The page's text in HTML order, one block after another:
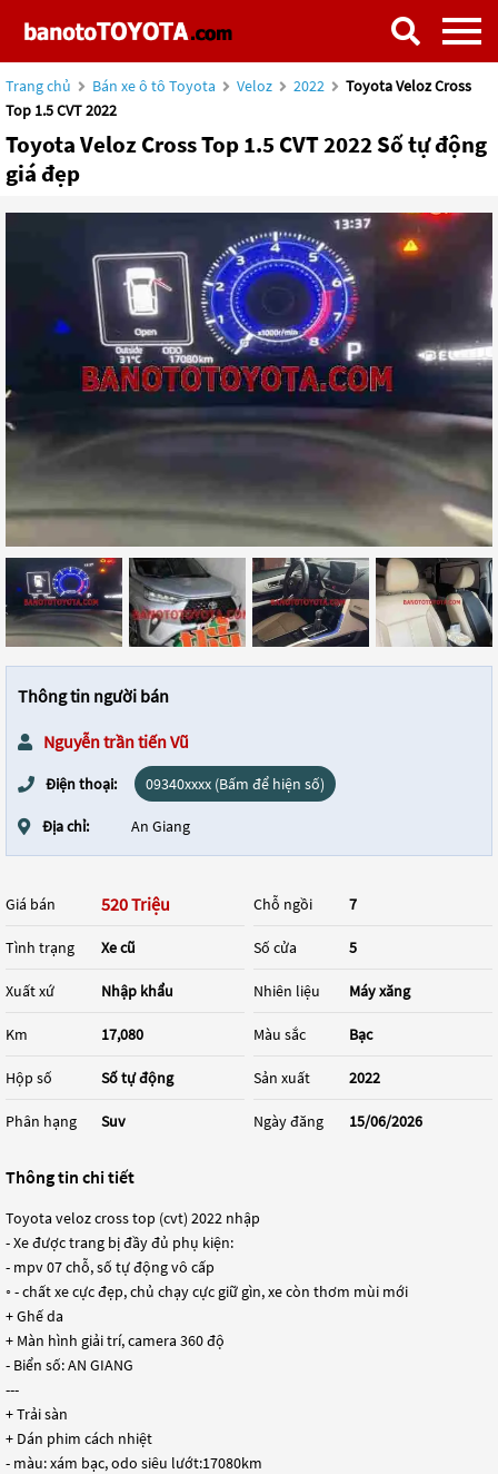
Trang chủ Bán xe ô tô Toyota Veloz 2022
Toyota Veloz Cross
Top 1.5 CVT 2022
Toyota Veloz Cross Top 1.5 CVT 2022 Số tự động
giá đẹp
Thông tin người bán
Nguyễn trần tiến Vũ
Điện thoại: 09340xxxx (Bấm để hiện số)
Địa chỉ: An Giang
Giá bán 520 Triệu
Tình trạng Xe cũ
Xuất xứ Nhập khẩu
Km 17,080
Hộp số Số tự động
Phân hạng Suv
Chỗ ngồi 7
Số cửa 5
Nhiên liệu Máy xăng
Màu sắc Bạc
Sản xuất 2022
Ngày đăng 15/06/2026
Thông tin chi tiết
Toyota veloz cross top (cvt) 2022 nhập
- Xe được trang bị đầy đủ phụ kiện:
- mpv 07 chỗ, số tự động vô cấp
◦ - chất xe cực đẹp, chủ chạy cực giữ gìn, xe còn thơm mùi mới
+ Ghế da
+ Màn hình giải trí, camera 360 độ
- Biển số: AN GIANG
---
+ Trải sàn
+ Dán phim cách nhiệt
- màu: xám bạc, odo siêu lướt:17080km